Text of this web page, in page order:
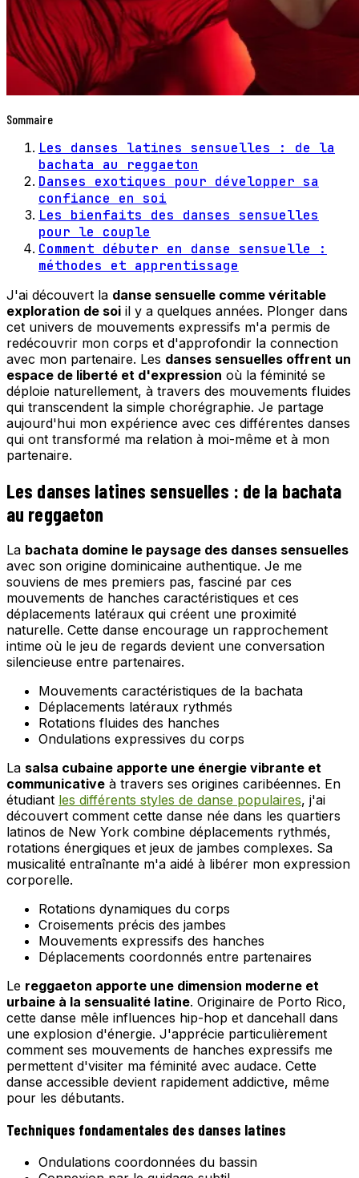
Sommaire
Les danses latines sensuelles : de la
bachata au reggaeton
Danses exotiques pour développer sa
confiance en soi
Les bienfaits des danses sensuelles
pour le couple
Comment débuter en danse sensuelle :
méthodes et apprentissage
J'ai découvert la danse sensuelle comme véritable
exploration de soi il y a quelques années. Plonger dans
cet univers de mouvements expressifs m'a permis de
redécouvrir mon corps et d'approfondir la connection
avec mon partenaire. Les danses sensuelles offrent un
espace de liberté et d'expression où la féminité se
déploie naturellement, à travers des mouvements fluides
qui transcendent la simple chorégraphie. Je partage
aujourd'hui mon expérience avec ces différentes danses
qui ont transformé ma relation à moi-même et à mon
partenaire.
Les danses latines sensuelles : de la bachata
au reggaeton
La bachata domine le paysage des danses sensuelles
avec son origine dominicaine authentique. Je me
souviens de mes premiers pas, fasciné par ces
mouvements de hanches caractéristiques et ces
déplacements latéraux qui créent une proximité
naturelle. Cette danse encourage un rapprochement
intime où le jeu de regards devient une conversation
silencieuse entre partenaires.
Mouvements caractéristiques de la bachata
Déplacements latéraux rythmés
Rotations fluides des hanches
Ondulations expressives du corps
La salsa cubaine apporte une énergie vibrante et
communicative à travers ses origines caribéennes. En
étudiant les différents styles de danse populaires, j'ai
découvert comment cette danse née dans les quartiers
latinos de New York combine déplacements rythmés,
rotations énergiques et jeux de jambes complexes. Sa
musicalité entraînante m'a aidé à libérer mon expression
corporelle.
Rotations dynamiques du corps
Croisements précis des jambes
Mouvements expressifs des hanches
Déplacements coordonnés entre partenaires
Le reggaeton apporte une dimension moderne et
urbaine à la sensualité latine. Originaire de Porto Rico,
cette danse mêle influences hip-hop et dancehall dans
une explosion d'énergie. J'apprécie particulièrement
comment ses mouvements de hanches expressifs me
permettent d'visiter ma féminité avec audace. Cette
danse accessible devient rapidement addictive, même
pour les débutants.
Techniques fondamentales des danses latines
Ondulations coordonnées du bassin